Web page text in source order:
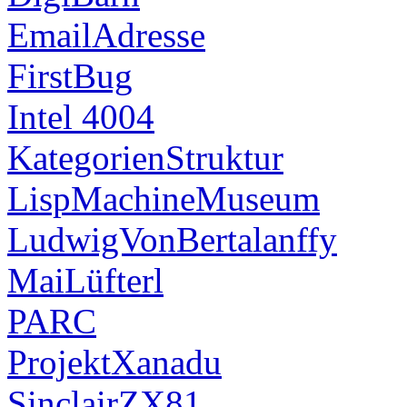
EmailAdresse
FirstBug
Intel 4004
KategorienStruktur
LispMachineMuseum
LudwigVonBertalanffy
MaiLüfterl
PARC
ProjektXanadu